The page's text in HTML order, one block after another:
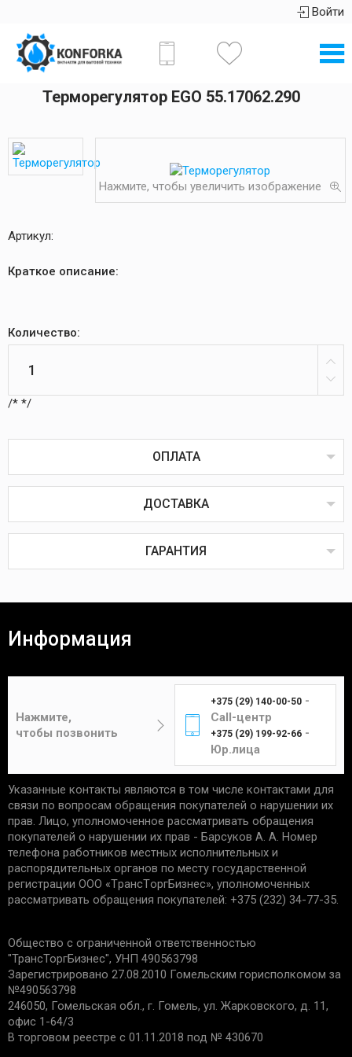
Войти
Терморегулятор EGO 55.17062.290
Нажмите, чтобы увеличить изображение
Артикул:
Краткое описание:
Количество:
/* */
ОПЛАТА
онлайн или через терминал в пунктах выдачи,
наличным или безналичным расчётом, через
ДОСТАВКА
среднем занимает 3-7 дней.
Цена составит от 4 до 12 рублей в
зависимости от габаритов и веса изделия.
Курьер
Доставка товаров курьером
осуществляется по будням с 10:00 до 22:00.
Гомель - 6 рублей
Могилев - 6 рублей
Светлогорск - 6 рублей
Речица - 6 рублей
ГАРАНТИЯ
Покупатель вправе вернуть товар в течение 14
необходимы:
отсутствие следов установки;
чек, подтверждающий приобретение;
Единственным подтверждением установки товара
является акт выполненных работ с названием
услуги и устанавливаемой детали. Гарантийные
обязательства не распространяются:
на запчасти со следами механических
повреждений.
воздействий, нарушения правил установки/
хранения;
на дефекты из-за износа деталей, в срок
установленный производителем;
если причиной поломки стала
Информация
Нажмите,
чтобы позвонить
+375 (29) 140-00-50 -
Call-центр
+375 (29) 199-92-66 -
Юр.лица
Указанные контакты являются в том числе контактами для
связи по вопросам обращения покупателей о нарушении их
прав. Лицо, уполномоченное рассматривать обращения
покупателей о нарушении их прав - Барсуков А. А. Номер
телефона работников местных исполнительных и
распорядительных органов по месту государственной
регистрации ООО «TрaнcТopгБизнec», уполномоченных
рассматривать обращения покупателей: +375 (232) 34-77-35.
Общество с ограниченной ответственностью
"ТрансТоргБизнес", УНП 490563798
Зарегистрировано 27.08.2010 Гомельским горисполкомом за
№490563798
246050, Гомельская обл., г. Гомель, ул. Жарковского, д. 11,
офис 1-64/3
В торговом реестре с 01.11.2018 под № 430670